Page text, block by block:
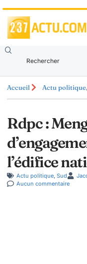
Accueil Actu politique,
Rdpc :
l’édifice
Actu politique, Sud
Aucun commentaire